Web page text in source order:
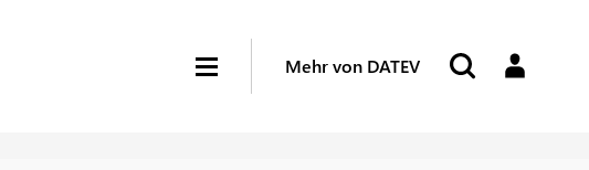
Mehr von DATEV